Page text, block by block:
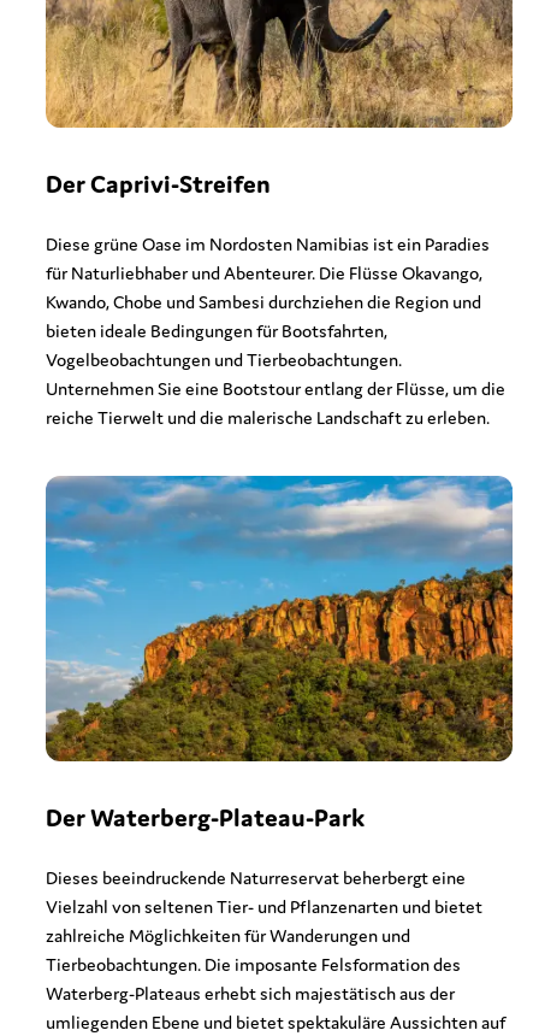
Der Caprivi-Streifen
Diese grüne Oase im Nordosten Namibias ist ein Paradies
für Naturliebhaber und Abenteurer. Die Flüsse Okavango,
Kwando, Chobe und Sambesi durchziehen die Region und
bieten ideale Bedingungen für Bootsfahrten,
Vogelbeobachtungen und Tierbeobachtungen.
Unternehmen Sie eine Bootstour entlang der Flüsse, um die
reiche Tierwelt und die malerische Landschaft zu erleben.
Der Waterberg-Plateau-Park
Dieses beeindruckende Naturreservat beherbergt eine
Vielzahl von seltenen Tier- und Pflanzenarten und bietet
zahlreiche Möglichkeiten für Wanderungen und
Tierbeobachtungen. Die imposante Felsformation des
Waterberg-Plateaus erhebt sich majestätisch aus der
umliegenden Ebene und bietet spektakuläre Aussichten auf